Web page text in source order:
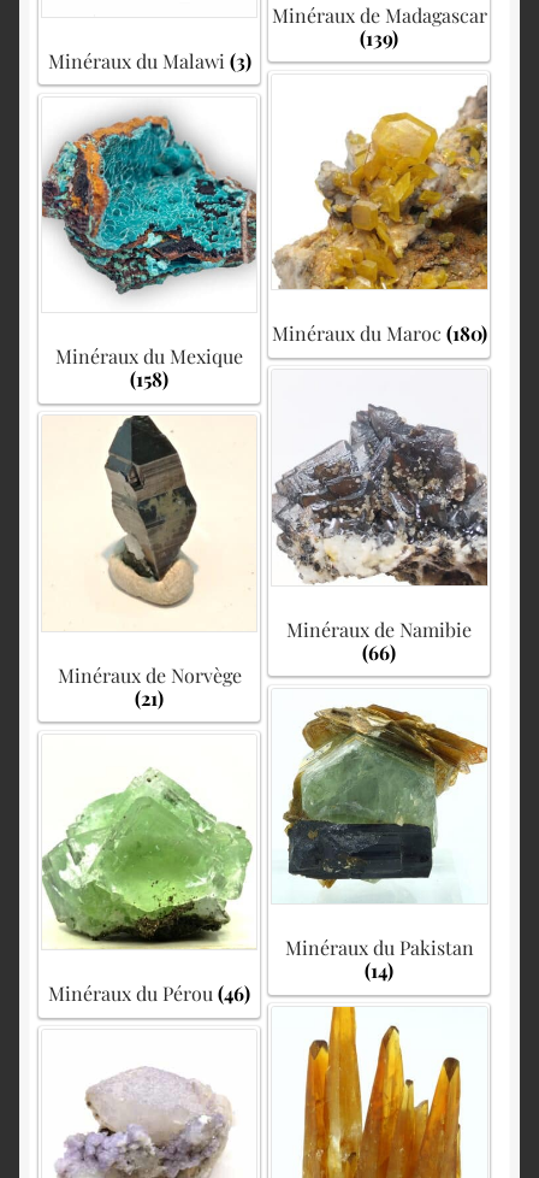
Minéraux de Madagascar
(139)
Minéraux du Malawi (3)
Minéraux du Maroc (180)
Minéraux du Mexique
(158)
Minéraux de Namibie
(66)
Minéraux de Norvège
(21)
Minéraux du Pakistan
(14)
Minéraux du Pérou(46)